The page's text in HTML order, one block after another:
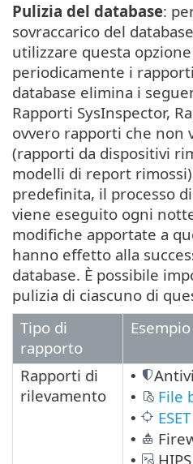
Pulizia del database:
sovraccarico del
utilizzare questa
periodicamente i
database elimina i
Rapporti SysInspector,
ovvero rapporti che non
(rapporti da dispositivi
modelli di report
predefinita, il processo
viene eseguito ogni
modifiche apportate a
hanno effetto alla
database. È possibile
pulizia di ciascuno di
Tipo di
rapporto
Rapporti di
rilevamento
•
• File
•
•
HIPS